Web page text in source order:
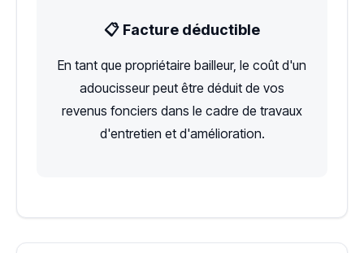
📋 Facture déductible
En tant que propriétaire bailleur, le coût d'un
adoucisseur peut être déduit de vos
revenus fonciers dans le cadre de travaux
d'entretien et d'amélioration.